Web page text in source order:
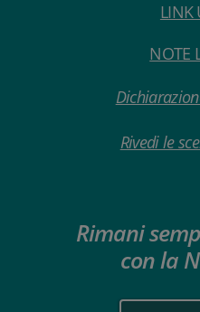
LINK
NOTE
Rivedi le
Rimani
con la